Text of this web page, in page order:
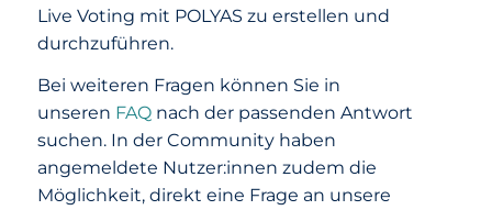
Live Voting mit POLYAS zu erstellen und
durchzuführen.
Bei weiteren Fragen können Sie in
unseren FAQnach der passenden Antwort
suchen. In der Community haben
angemeldete Nutzer:innen zudem die
Möglichkeit, direkt eine Frage an unsere